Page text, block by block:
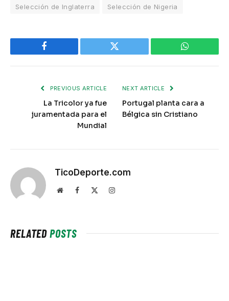
Selección de Inglaterra
Selección de Nigeria
Facebook Twitter WhatsApp
PREVIOUS ARTICLE
La Tricolor ya fue
juramentada para el
Mundial
NEXT ARTICLE
Portugal planta cara a
Bélgica sin Cristiano
TicoDeporte.com
WebsiteFacebook Instagram
RELATEDPOSTS